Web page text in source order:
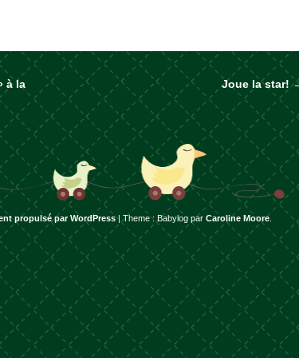
à la
Joue la star!
propulsé par WordPress |Theme : Babylog par Caroline Moore.